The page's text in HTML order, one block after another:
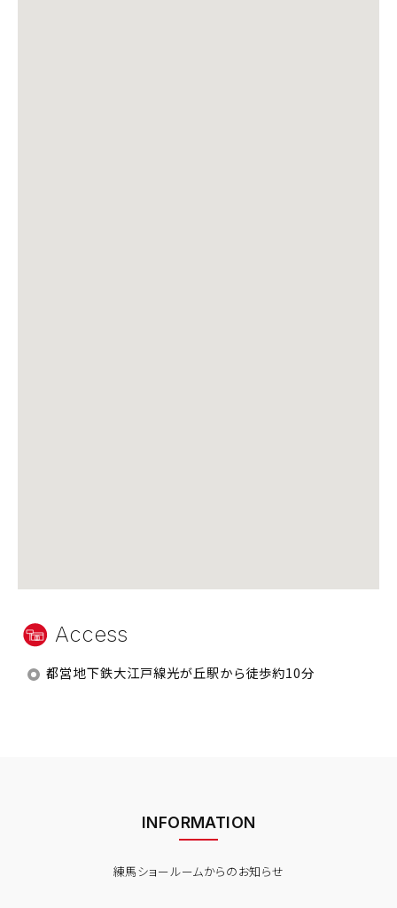
Access
都営地下鉄大江戸線光が丘駅から徒歩約10分
INFORMATION
練馬ショールームからのお知らせ